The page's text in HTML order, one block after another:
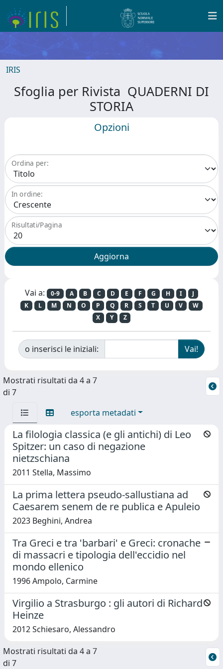
IRIS
Sfoglia per Rivista QUADERNI DI
STORIA
Opzioni
Ordina per:
In ordine:
Risultati/Pagina
Vai a: 0-9 A B C D E F G H I
J
K
L M N O P Q R S T U V
W
X
Y Z
o inserisci le iniziali:
Mostrati risultati da 4 a 7
di 7
esporta metadati
La filologia classica (e gli antichi) di Leo
Spitzer: un caso di negazione
nietzschiana
2011 Stella, Massimo
La prima lettera pseudo-sallustiana ad
Caesarem senem de re publica e Apuleio
2023 Beghini, Andrea
Tra Greci e tra 'barbari' e Greci: cronache
di massacri e tipologia dell'eccidio nel
mondo ellenico
1996 Ampolo, Carmine
Virgilio a Strasburgo : gli autori di Richard
Heinze
2012 Schiesaro, Alessandro
Mostrati risultati da 4 a 7
di 7